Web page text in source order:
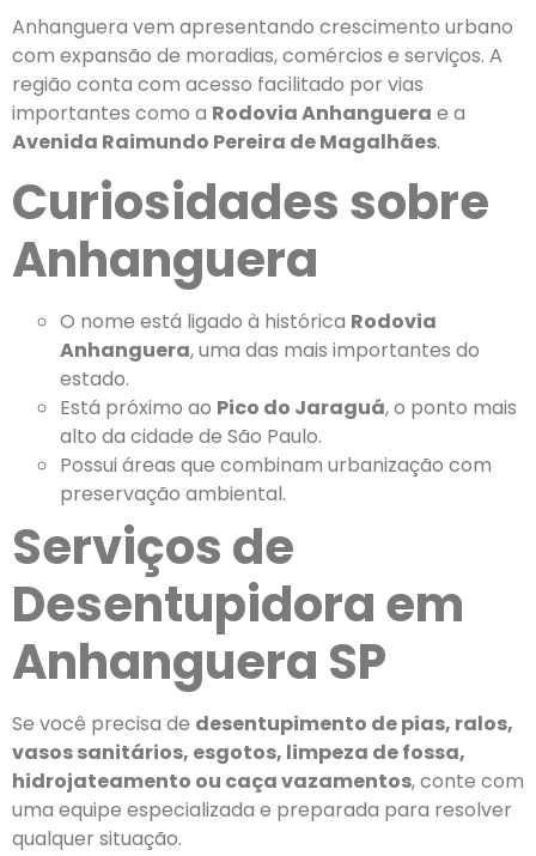
Anhanguera vem apresentando crescimento urbano
com expansão de moradias, comércios e serviços. A
região conta com acesso facilitado por vias
importantes como a Rodovia Anhanguera e a
Avenida Raimundo Pereira de Magalhães.
Curiosidades sobre
Anhanguera
O nome está ligado à histórica Rodovia
Anhanguera, uma das mais importantes do
estado.
Está próximo ao Pico do Jaraguá, o ponto mais
alto da cidade de São Paulo.
Possui áreas que combinam urbanização com
preservação ambiental.
Serviços de
Desentupidora em
Anhanguera SP
Se você precisa de desentupimento de pias, ralos,
vasos sanitários, esgotos, limpeza de fossa,
hidrojateamento ou caça vazamentos, conte com
uma equipe especializada e preparada para resolver
qualquer situação.